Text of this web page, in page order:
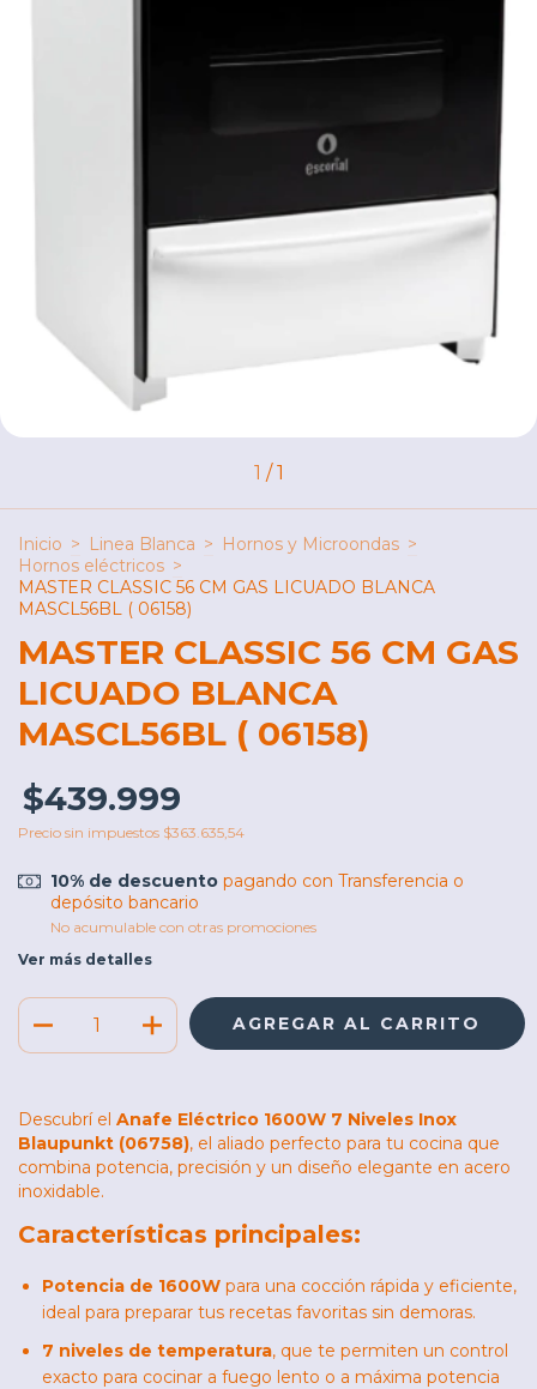
1 /1
Inicio > Linea Blanca > Hornos y Microondas >
Hornos eléctricos >
MASTER CLASSIC 56 CM GAS LICUADO BLANCA
MASCL56BL ( 06158)
MASTER CLASSIC 56 CM GAS
LICUADO BLANCA
MASCL56BL ( 06158)
$439.999
Precio sin impuestos $363.635,54
10% de descuentopagando con Transferencia o
depósito bancario
No acumulable con otras promociones
Ver más detalles
Descubrí el Anafe Eléctrico 1600W 7 Niveles Inox
Blaupunkt (06758), el aliado perfecto para tu cocina que
combina potencia, precisión y un diseño elegante en acero
inoxidable.
Características principales:
Potencia de 1600W para una cocción rápida y eficiente,
ideal para preparar tus recetas favoritas sin demoras.
7 niveles de temperatura, que te permiten un control
exacto para cocinar a fuego lento o a máxima potencia